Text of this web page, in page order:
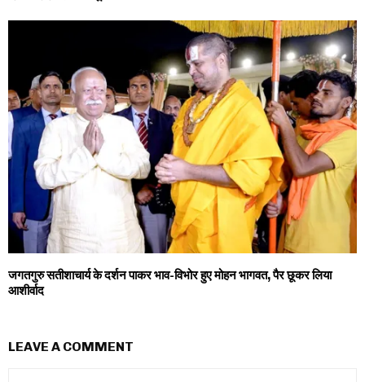
जगतगुरु सतीशाचार्य के दर्शन पाकर भाव-विभोर हुए मोहन भागवत, पैर छूकर लिया
आशीर्वाद
LEAVE A COMMENT